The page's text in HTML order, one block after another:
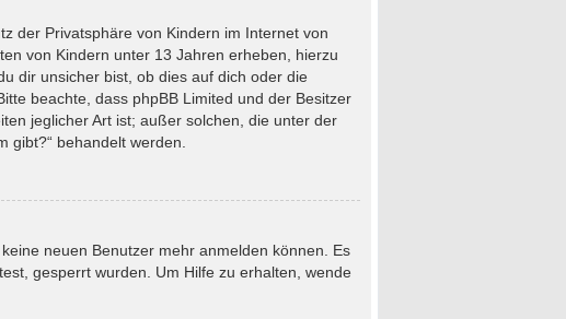
der Privatsphäre von Kindern im Internet von
von Kindern unter 13 Jahren erheben, hierzu
dir unsicher bist, ob dies auf dich oder die
beachte, dass phpBB Limited und der Besitzer
jeglicher Art ist; außer solchen, die unter der
gibt?“ behandelt werden.
neuen Benutzer mehr anmelden können. Es
gesperrt wurden. Um Hilfe zu erhalten, wende